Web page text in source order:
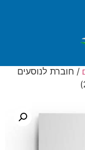
/ חוברת לנוסעים